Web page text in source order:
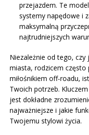
przejazdem. Te
systemy napędowe i
maksymalną
najtrudniejszych
Niezależnie od tego,
miasta, rodzicem często
miłośnikiem off-roadu,
Twoich potrzeb.
jest dokładne
najważniejsze i jakie
Twojemu stylowi życia.